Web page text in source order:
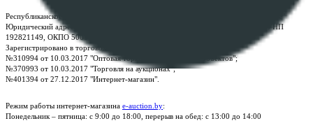
Республиканское унитарное предприятие по оказанию услуг "БелЮрОбеспечение"
Юридический адрес: г. Минск, пр-т. Дзержинского, 1Б, e-mail:
, УНП
192821149, ОКПО 500111895000
Зарегистрировано в торговом реестре Республики Беларусь:
№310994 от 10.03.2017 "Оптовая торговля без торговых объектов";
№370993 от 10.03.2017 "Торговля на аукционах";
№401394 от 27.12.2017 "Интернет-магазин".
Режим работы интернет-магазина e-auction.by:
Понедельник – пятница: с 9:00 до 18:00, перерыв на обед: с 13:00 до 14:00